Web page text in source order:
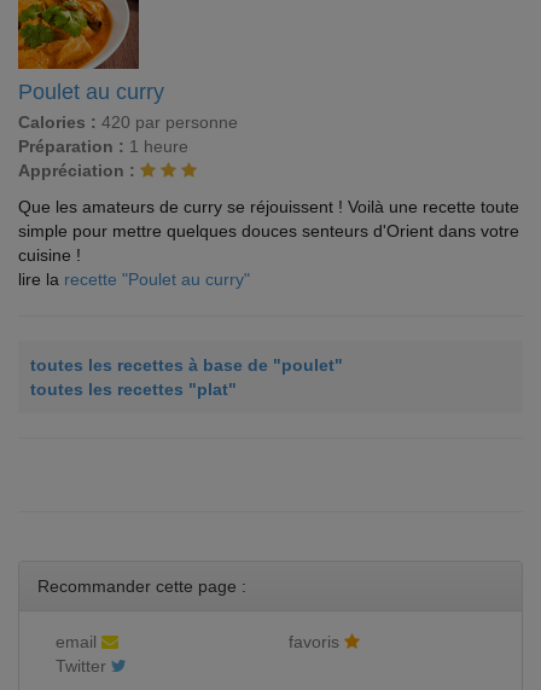
Poulet au curry
Calories : 420 par personne
Préparation : 1 heure
Appréciation :
Que les amateurs de curry se réjouissent ! Voilà une recette toute
simple pour mettre quelques douces senteurs d'Orient dans votre
cuisine !
lire la recette "Poulet au curry"
toutes les recettes à base de "poulet"
toutes les recettes "plat"
Recommander cette page :
email
favoris
Twitter